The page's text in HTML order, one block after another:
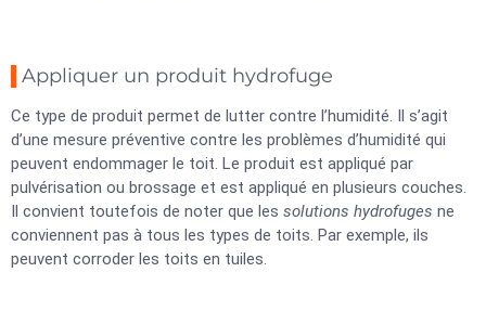
Appliquer un produit hydrofuge
Ce type de produit permet de lutter contre l’humidité. Il s’agit
d’une mesure préventive contre les problèmes d’humidité qui
peuvent endommager le toit. Le produit est appliqué par
pulvérisation ou brossage et est appliqué en plusieurs couches.
Il convient toutefois de noter que les solutions hydrofuges ne
conviennent pas à tous les types de toits. Par exemple, ils
peuvent corroder les toits en tuiles.